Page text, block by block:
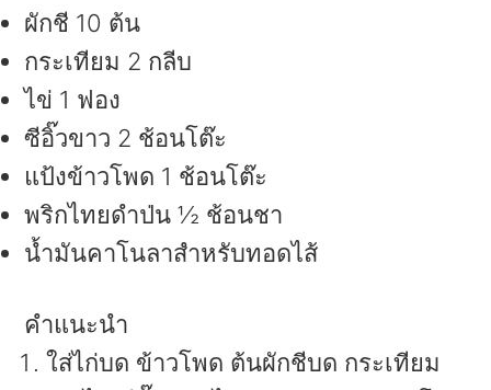
ผักชี 10 ต้น
กระเทียม 2 กลีบ
ไข่ 1 ฟอง
ซีอิ๊วขาว 2 ช้อนโต๊ะ
แป้งข้าวโพด 1 ช้อนโต๊ะ
พริกไทยดำป่น ½ ช้อนชา
น้ำมันคาโนลาสำหรับทอดไส้
คำแนะนำ
ใส่ไก่บด ข้าวโพด ต้นผักชีบด กระเทียม